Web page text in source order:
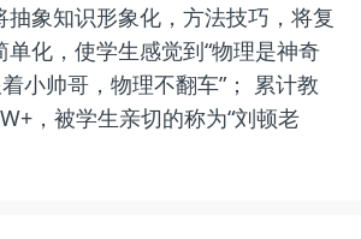
抽象知识形象化，方法技巧，将复
单化，使学生感觉到“物理是神奇
着小帅哥，物理不翻车”； 累计教
，被学生亲切的称为“刘顿老